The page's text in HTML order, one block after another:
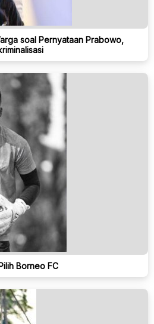
soal Pernyataan Prabowo,
Borneo FC